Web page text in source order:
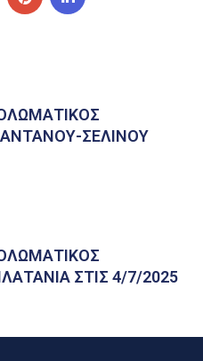
ΣΕΛΙΝΟΥ
ΣΤΙΣ 4/7/2025